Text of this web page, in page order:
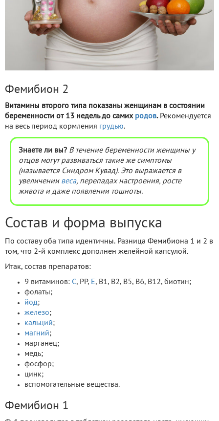
Фемибион 2
Витамины второго типа показаны женщинам в состоянии
беременности от 13 недель до самих родов.Рекомендуется
на весь период кормления грудью.
Знаете ли вы? В течение беременности женщины у
отцов могут развиваться такие же симптомы
(называется Синдром Кувад). Это выражается в
увеличении веса, перепадах настроения, росте
живота и даже появлении тошноты.
Состав и форма выпуска
По составу оба типа идентичны. Разница Фемибиона 1 и 2 в
том, что 2-й комплекс дополнен желейной капсулой.
Итак, состав препаратов:
9 витаминов: C, PP, E, B1, B2, B5, B6, B12, биотин;
фолаты;
йод;
железо;
кальций;
магний;
марганец;
медь;
фосфор;
цинк;
вспомогательные вещества.
Фемибион 1